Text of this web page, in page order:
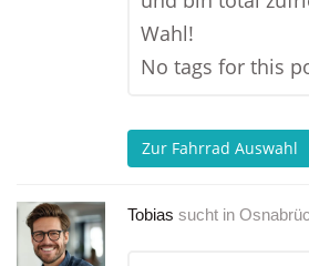
Wahl!
No tags for this
Zur Fahrrad Auswahl
Tobias sucht in